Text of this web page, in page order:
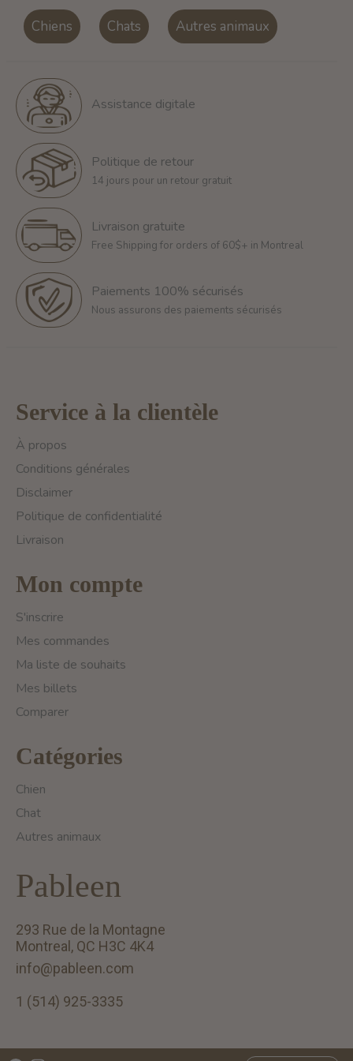
Chiens Chats Autres animaux
Assistance digitale
Politique de retour
14 jours pour un retour gratuit
Livraison gratuite
Free Shipping for orders of 60$+ in Montreal
Paiements 100% sécurisés
Nous assurons des paiements sécurisés
Service à la clientèle
À propos
Conditions générales
Disclaimer
Politique de confidentialité
Livraison
Mon compte
S'inscrire
Mes commandes
Ma liste de souhaits
Mes billets
Comparer
Catégories
Chien
Chat
Autres animaux
Pableen
293 Rue de la Montagne
Montreal, QC H3C 4K4
info@pableen.com
1 (514) 925-3335